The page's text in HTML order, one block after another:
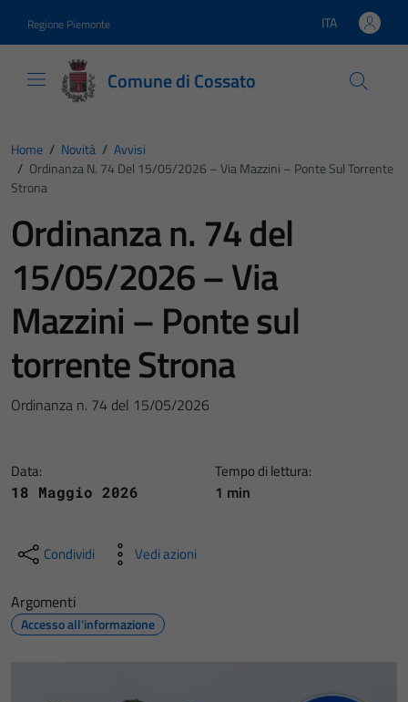
Regione Piemonte Lingua attiva:
ITA
Comune di Cossato
Home / Novità / Avvisi
/ Ordinanza N. 74 Del 15/05/2026 – Via Mazzini – Ponte Sul Torrente
Strona
Ordinanza n. 74 del
15/05/2026 – Via
Mazzini – Ponte sul
torrente Strona
Ordinanza n. 74 del 15/05/2026
Data:
18 Maggio 2026
Tempo di lettura:
1 min
Condividi Vedi azioni
Argomenti
Accesso all'informazione